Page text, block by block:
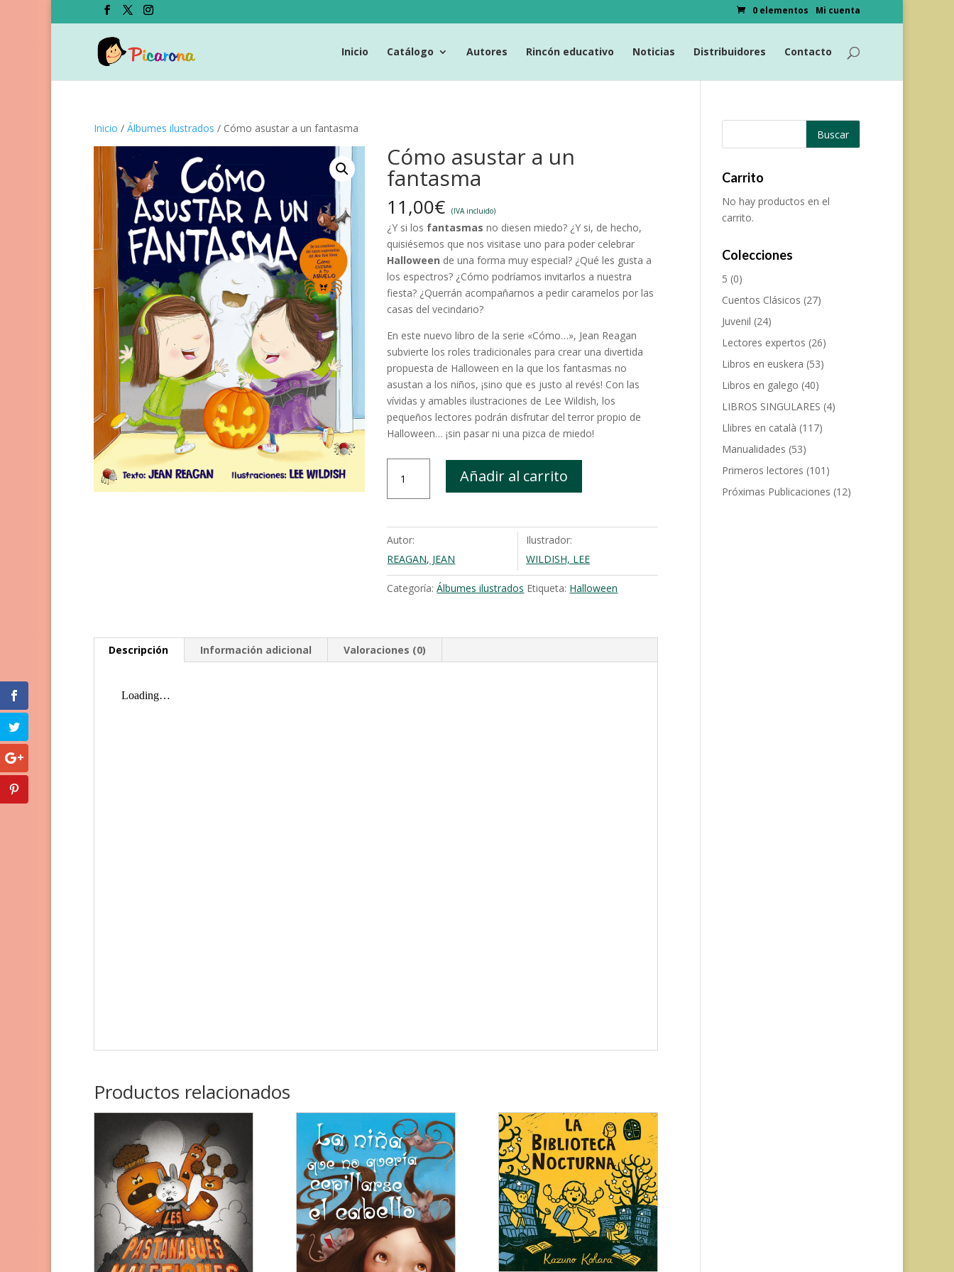
Mi cuenta
0 elementos
Inicio Catálogo Autores Rincón educativo Noticias Distribuidores Contacto
Inicio / Álbumes ilustrados / Cómo asustar a un fantasma
Cómo asustar a un
fantasma
11,00€ (IVA incluido)
¿Y si los fantasmas no diesen miedo? ¿Y si, de hecho,
quisiésemos que nos visitase uno para poder celebrar
Halloween de una forma muy especial? ¿Qué les gusta a
los espectros? ¿Cómo podríamos invitarlos a nuestra
fiesta? ¿Querrán acompañarnos a pedir caramelos por las
casas del vecindario?
En este nuevo libro de la serie «Cómo…», Jean Reagan
subvierte los roles tradicionales para crear una divertida
propuesta de Halloween en la que los fantasmas no
asustan a los niños, ¡sino que es justo al revés! Con las
vívidas y amables ilustraciones de Lee Wildish, los
pequeños lectores podrán disfrutar del terror propio de
Halloween… ¡sin pasar ni una pizca de miedo!
asustar
a
fantasma
cantidad
Añadir al carrito
Autor:
REAGAN, JEAN
Ilustrador:
WILDISH, LEE
Categoría:Álbumes ilustrados Etiqueta: Halloween
Descripción Información adicional Valoraciones (0)
Productos relacionados
Carrito
No hay productos en el
carrito.
Colecciones
5 (0)
Cuentos Clásicos (27)
Juvenil (24)
Lectores expertos (26)
Libros en euskera (53)
Libros en galego (40)
LIBROS SINGULARES (4)
Llibres en català (117)
Manualidades (53)
Primeros lectores (101)
Próximas Publicaciones (12)